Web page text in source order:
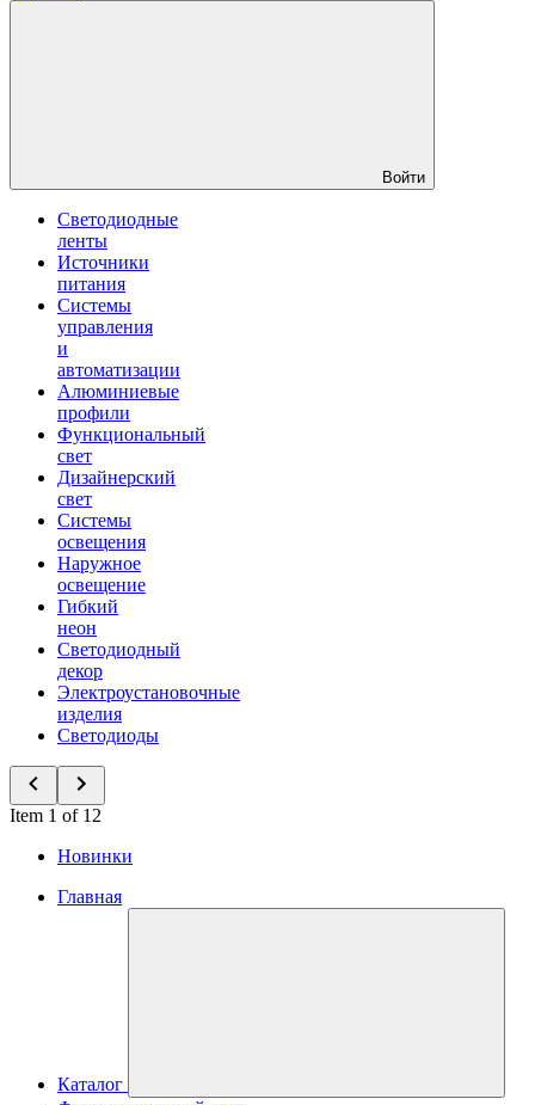
Войти
Светодиодные
ленты
Источники
питания
Системы
управления
и
автоматизации
Алюминиевые
профили
Функциональный
свет
Дизайнерский
свет
Системы
освещения
Наружное
освещение
Гибкий
неон
Светодиодный
декор
Электроустановочные
изделия
Светодиоды
Item 1 of 12
Новинки
Главная
Каталог